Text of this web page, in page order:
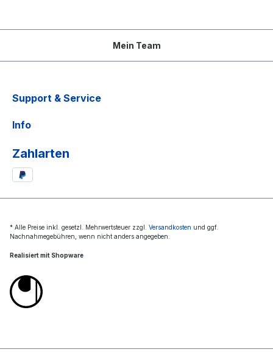
Mein Team
Support & Service
Info
Zahlarten
* Alle Preise inkl. gesetzl. Mehrwertsteuer zzgl. Versandkosten und ggf.
Nachnahmegebühren, wenn nicht anders angegeben.
Realisiert mit Shopware